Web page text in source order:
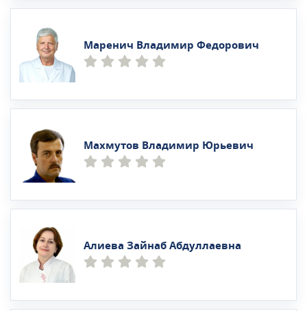
Маренич Владимир Федорович
Махмутов Владимир Юрьевич
Алиева Зайнаб Абдуллаевна